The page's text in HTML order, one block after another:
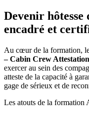
Devenir
encadré et
Au cœur de la formation,
– Cabin Crew Attestation
exercer au sein des
atteste de la capacité à
gage de sérieux et de
Les atouts de la formation